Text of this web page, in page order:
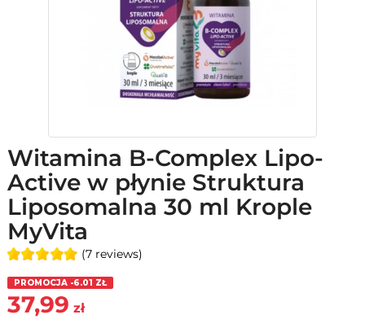
Witamina B-Complex Lipo-
Active w płynie Struktura
Liposomalna 30 ml Krople
MyVita
(7 reviews)
PROMOCJA -6.01 ZŁ
37,99 zł